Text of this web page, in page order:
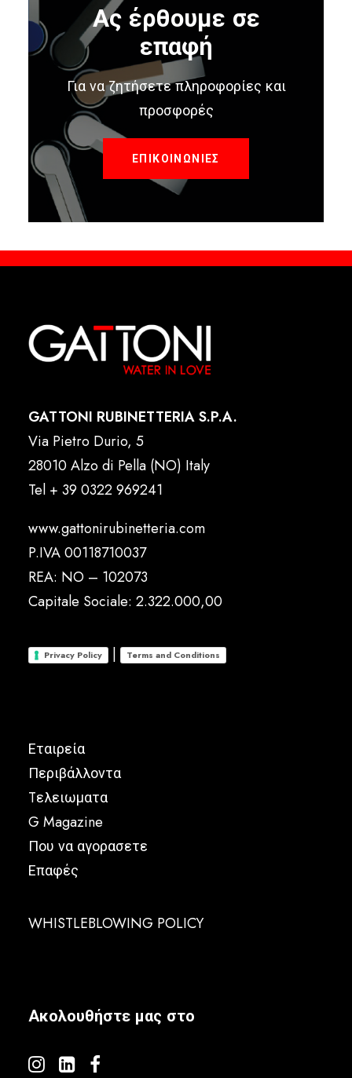
Ας έρθουμε σε
επαφή
Για να ζητήσετε πληροφορίες και
προσφορές
ΕΠΙΚΟΙΝΩΝΙΕΣ
GATTONI RUBINETTERIA S.P.A.
Via Pietro Durio, 5
28010 Alzo di Pella (NO) Italy
Tel + 39 0322 969241
www.gattonirubinetteria.com
P.IVA 00118710037
REA: NO – 102073
Capitale Sociale: 2.322.000,00
Privacy Policy | Terms and Conditions
Εταιρεία
Περιβάλλοντα
Tελειωματα
G Magazine
Που να αγορασετε
Επαφές
WHISTLEBLOWING POLICY
Ακολουθήστε μας στο